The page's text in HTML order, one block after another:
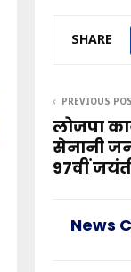
SHARE
PREVIOUS
लोजपा
सेनानी
97वीं
News